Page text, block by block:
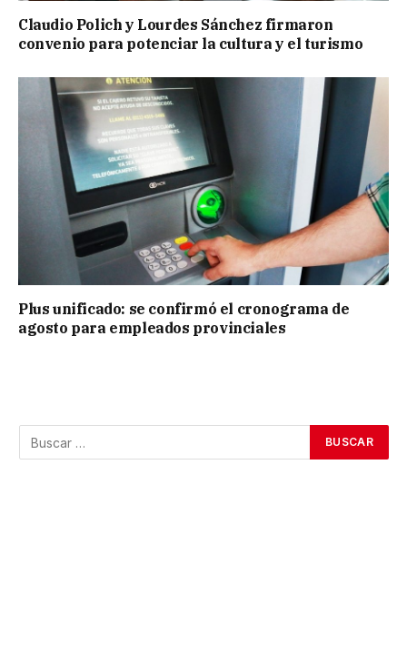
Claudio Polich y Lourdes Sánchez firmaron
convenio para potenciar la cultura y el turismo
Plus unificado: se confirmó el cronograma de
agosto para empleados provinciales